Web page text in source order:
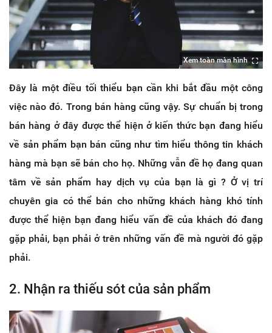
Xem toàn màn hình
Đây là một điều tối thiểu bạn cần khi bắt đầu một công
việc nào đó. Trong bán hàng cũng vậy. Sự chuẩn bị trong
bán hàng ở đây được thể hiện ở kiến thức bạn đang hiểu
về sản phẩm bạn bán cũng như tìm hiểu thông tin khách
hàng mà bạn sẽ bán cho họ. Những vẫn đề họ đang quan
tâm về sản phẩm hay dịch vụ của bạn là gì ? Ở vị trí
chuyên gia có thể bán cho những khách hàng khó tính
được thể hiện bạn đang hiểu vấn đề của khách đó đang
gặp phải, bạn phải ở trên những vấn đề mà người đó gặp
phải.
2. Nhận ra thiếu sót của sản phẩm